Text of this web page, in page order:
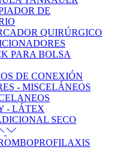
DE
QUIRÚRGICO
PARA BOLSA
DE CONEXIÓN
- MISCELÁNEOS
- LÁTEX
SECO